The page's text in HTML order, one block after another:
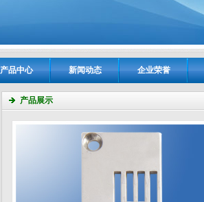
产品中心 新闻动态 企业荣誉
产品展示